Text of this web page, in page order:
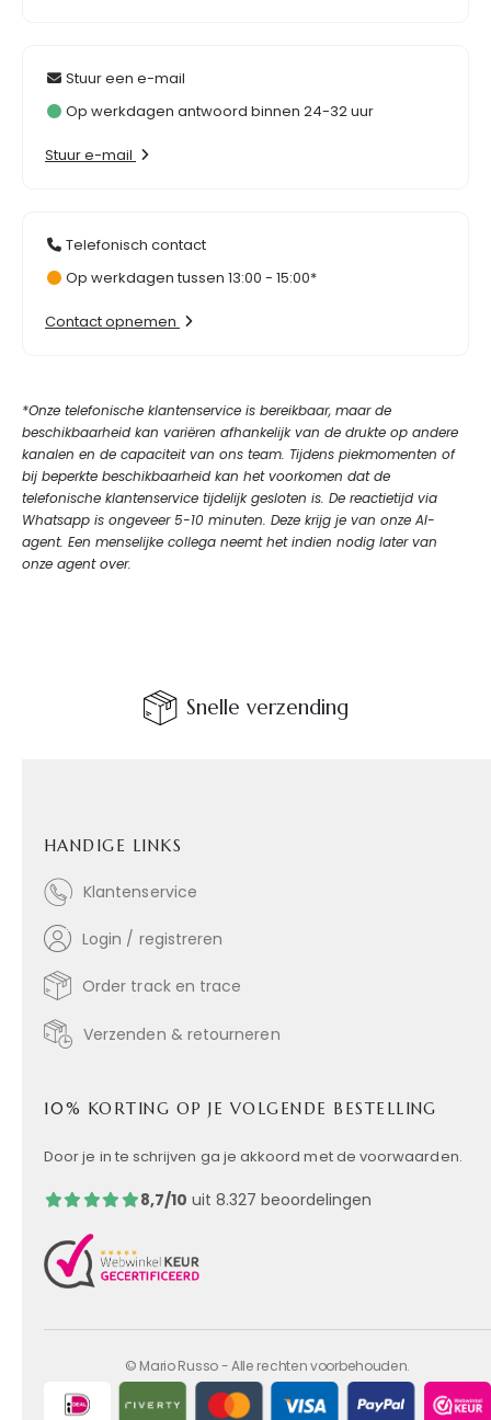
Stuur een e-mail
Op werkdagen antwoord binnen 24-32 uur
Stuur e-mail
Telefonisch contact
Op werkdagen tussen 13:00 - 15:00*
Contact opnemen
*Onze telefonische klantenservice is bereikbaar, maar de
beschikbaarheid kan variëren afhankelijk van de drukte op andere
kanalen en de capaciteit van ons team. Tijdens piekmomenten of
bij beperkte beschikbaarheid kan het voorkomen dat de
telefonische klantenservice tijdelijk gesloten is. De reactietijd via
Whatsapp is ongeveer 5-10 minuten. Deze krijg je van onze AI-
agent. Een menselijke collega neemt het indien nodig later van
onze agent over.
Snelle verzending
HANDIGE LINKS
Klantenservice
Login / registreren
Order track en trace
Verzenden & retourneren
10% KORTING OP JE VOLGENDE BESTELLING
Door je in te schrijven ga je akkoord met de voorwaarden.
8,7/10 uit 8.327 beoordelingen
© Mario Russo - Alle rechten voorbehouden.